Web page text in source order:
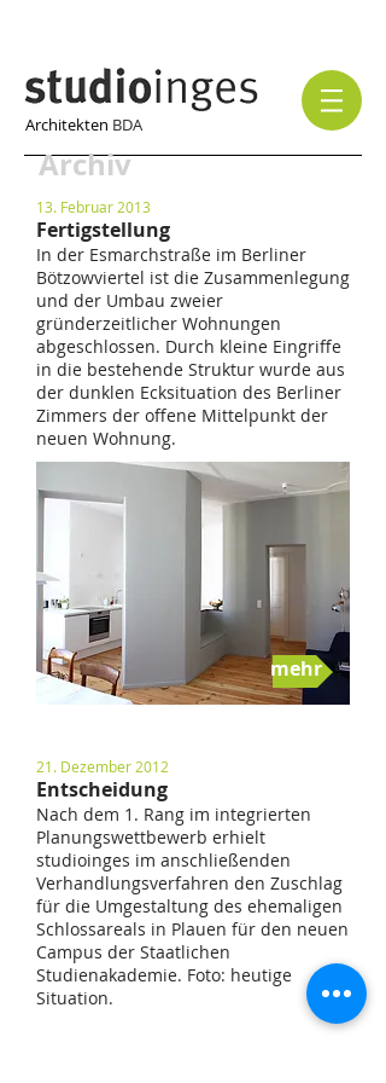
Architekten BDA
Archiv
13. Februar 2013
Fertigstellung
In der Esmarchstraße im Berliner
Bötzowviertel ist die Zusammenlegung
und der Umbau zweier
gründerzeitlicher Wohnungen
abgeschlossen. Durch kleine Eingriffe
in die bestehende Struktur wurde aus
der dunklen Ecksituation des Berliner
Zimmers der offene Mittelpunkt der
neuen Wohnung.
mehr
21. Dezember 2012
Entscheidung
Nach dem 1. Rang im integrierten
Planungswettbewerb erhielt
studioinges im anschließenden
Verhandlungsverfahren den Zuschlag
für die Umgestaltung des ehemaligen
Schlossareals in Plauen für den neuen
Campus der Staatlichen
Studienakademie. Foto: heutige
Situation.